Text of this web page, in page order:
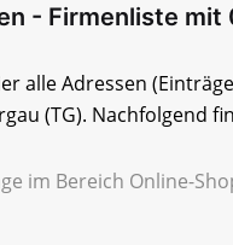
- Firmenliste mit
alle Adressen
(TG). Nachfolgend
im Bereich Online-